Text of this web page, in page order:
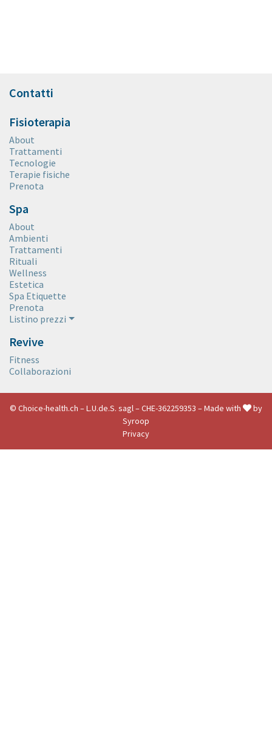
Contatti
Fisioterapia
About
Trattamenti
Tecnologie
Terapie fisiche
Prenota
Spa
About
Ambienti
Trattamenti
Rituali
Wellness
Estetica
Spa Etiquette
Prenota
Listino prezzi
Revive
Fitness
Collaborazioni
© Choice-health.ch – L.U.de.S. sagl – CHE-362259353 – Made with
by
Syroop
Privacy